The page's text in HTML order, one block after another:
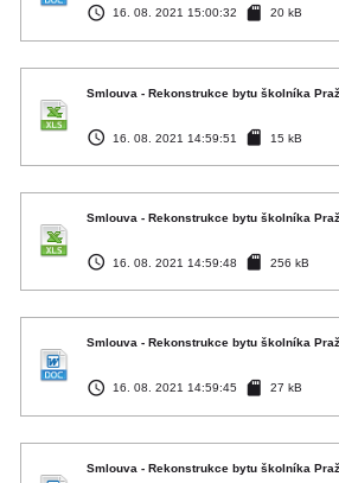
access_time 16. 08. 2021 15:00:32 sd_card 20 kB
Smlouva - Rekonstrukce bytu školníka
access_time 16. 08. 2021 14:59:51 sd_card 15 kB
Smlouva - Rekonstrukce bytu školníka
access_time 16. 08. 2021 14:59:48 sd_card 256 kB
Smlouva - Rekonstrukce bytu školníka
access_time 16. 08. 2021 14:59:45 sd_card 27 kB
Smlouva - Rekonstrukce bytu školníka